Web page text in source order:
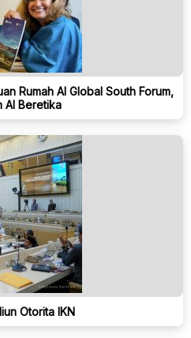
Rumah AI Global South Forum,
AI Beretika
Otorita IKN